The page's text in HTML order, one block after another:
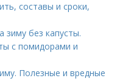
составы и сроки,
зиму без капусты.
с помидорами и
Полезные и вредные